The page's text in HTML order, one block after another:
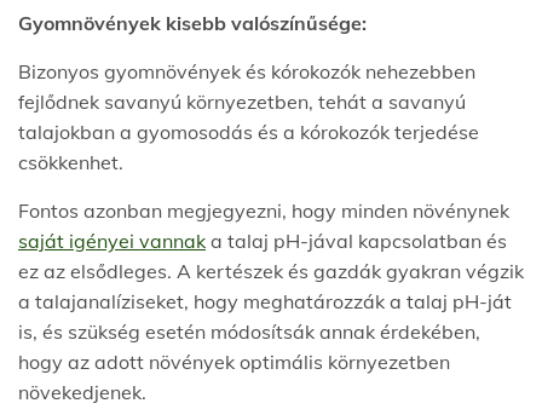
Gyomnövények kisebb valószínűsége:
Bizonyos gyomnövények és kórokozók nehezebben
fejlődnek savanyú környezetben, tehát a savanyú
talajokban a gyomosodás és a kórokozók terjedése
csökkenhet.
Fontos azonban megjegyezni, hogy minden növénynek
saját igényei vannak a talaj pH-jával kapcsolatban és
ez az elsődleges. A kertészek és gazdák gyakran végzik
a talajanalíziseket, hogy meghatározzák a talaj pH-ját
is, és szükség esetén módosítsák annak érdekében,
hogy az adott növények optimális környezetben
növekedjenek.